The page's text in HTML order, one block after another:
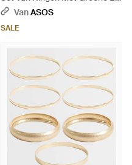
Bordeauxrode Steentjes - Wit
VanASOS
SALE